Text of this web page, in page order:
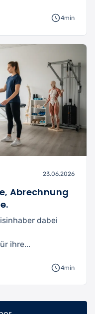
4min
23.06.2026
Abrechnung
dabei
ihre...
4min